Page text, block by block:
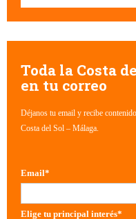
Toda la Costa
en tu correo
Déjanos tu email y recibe
Costa del Sol – Málaga.
Email*
Elige tu principal interés*